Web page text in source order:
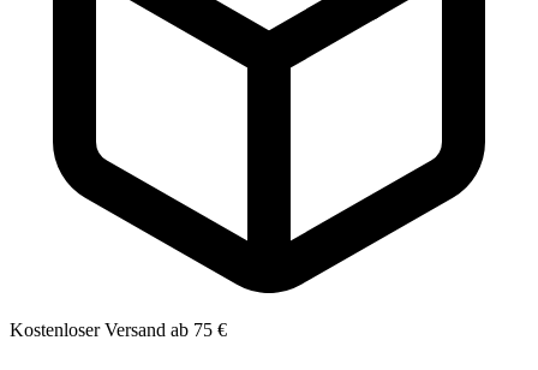
Kostenloser Versand ab 75 €